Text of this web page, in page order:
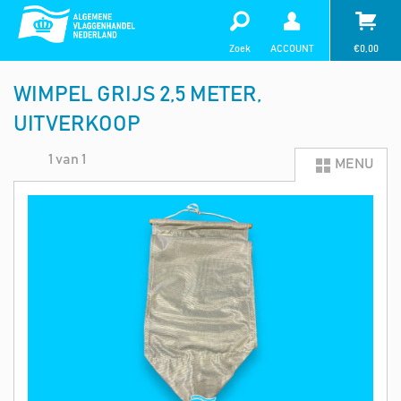
Zoek ACCOUNT €0,00
WIMPEL GRIJS 2,5 METER,
UITVERKOOP
1 van 1 MENU